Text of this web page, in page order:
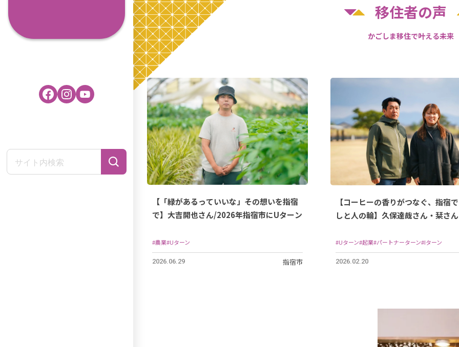
移住者の声
かごしま移住で叶える未来
【「緑があるっていいな」その想いを指宿
で】大吉開也さん/2026年指宿市にUターン
#農業#Uターン
2026.06.29 指宿市
【コーヒーの香りがつなぐ、指宿
しと人の輪】久保達哉さん・栞さ
#Uターン#起業#パートナーターン#Iターン
2026.02.20